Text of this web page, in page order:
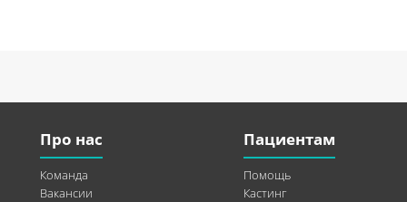
Про нас
Команда
Вакансии
Пациентам
Помощь
Кастинг